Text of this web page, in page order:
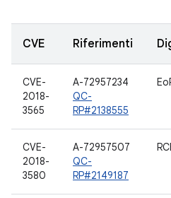
CVE Riferimenti
CVE-
2018-
3565
A-72957234
QC-
RP#2138555
CVE-
2018-
3580
A-72957507
QC-
RP#2149187